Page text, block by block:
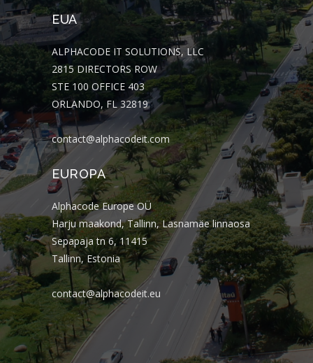
EUA
ALPHACODE IT SOLUTIONS, LLC
2815 DIRECTORS ROW
STE 100 OFFICE 403
ORLANDO, FL 32819
contact@alphacodeit.com
EUROPA
Alphacode Europe OÜ
Harju maakond, Tallinn, Lasnamäe linnaosa
Sepapaja tn 6, 11415
Tallinn, Estonia
contact@alphacodeit.eu